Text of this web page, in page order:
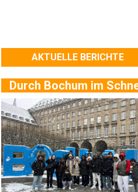
AKTUELLE BERICHTE
Durch Bochum im